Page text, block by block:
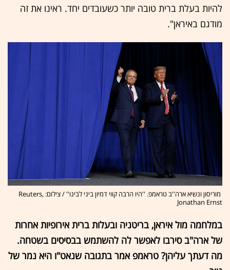
להיות בעלת ברית טובה יותר כשעובדים יחד. ראינו את זה
מודגם באיראן".
מוריסון ונשיא ארה''ב טראמפ. ''היו הרבה קווי דמיון ביני לבינו'' / צילום: Reuters,
Jonathan Ernst
במלחמה מול איראן, בריטניה ובעלות ברית אירופיות אחרות
של ארה"ב סירבו לאפשר לה להשתמש בבסיסים בשטחה.
מה דעתך עליהן? טראמפ אמר בתגובה שנאט"ו היא נמר של